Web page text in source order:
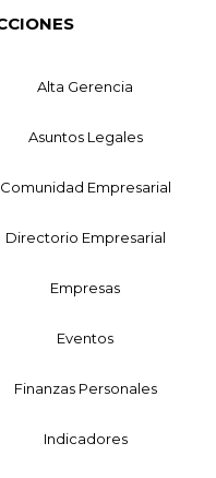
Alta Gerencia
Asuntos Legales
Comunidad Empresarial
Directorio Empresarial
Empresas
Eventos
Finanzas Personales
Indicadores